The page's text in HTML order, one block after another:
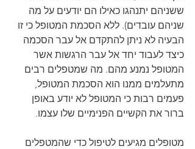
ששניהם יתנהגו כאילו הם יודעים על מה
שניהם עובדים). ללא הסכמת המטופל כי זו
הבעיה לא ניתן להתקדם אל עבר הסכמה
כיצד לעבוד יחד אל עבר הרגשות אשר
המטופל נמנע מהם. מה שמטפלים רבים
מתעלמים ממנו הוא הסכמת המטופל,
פעמים רבות כי המטופל לא יודע באופן
ברור את הקשיים הפנימיים שלו עצמו.
מטופלים מגיעים לטיפול כדי שהמטפלים